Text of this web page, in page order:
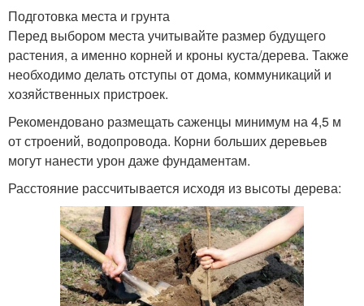
Подготовка места и грунта
Перед выбором места учитывайте размер будущего
растения, а именно корней и кроны куста/дерева. Также
необходимо делать отступы от дома, коммуникаций и
хозяйственных пристроек.
Рекомендовано размещать саженцы минимум на 4,5 м
от строений, водопровода. Корни больших деревьев
могут нанести урон даже фундаментам.
Расстояние рассчитывается исходя из высоты дерева: